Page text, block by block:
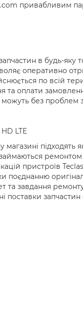
привабливим
в будь-яку
оперативно
по всій
та оплати
без проблем
LTE
підходять
ремонтом
пристроїв
поєднанню
завдання
поставки запчастин